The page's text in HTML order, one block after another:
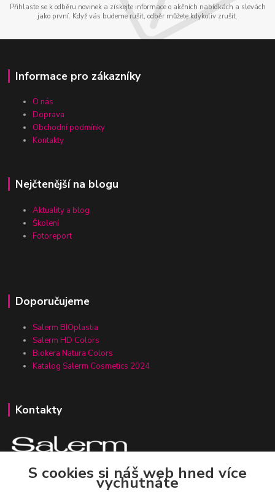
Přihlaste se k odběru novinek a získejte informace o akčních nabídkách a slevách
jako první. Když vás budeme rušit, odběr můžete kdykoliv zrušit.
Informace pro zákazníky
O nás
Doprava
Obchodní podmínky
Kontakty
Nejčtenější na blogu
Aktuality a blog
Školení
Fotoreport
Doporučujeme
Salerm BIOplastia
Salerm HD Colors
Biokera Natura Colors
Katalog Salerm Cosmetics 2024
Kontakty
Zákaznická linka Salerm.cz
S cookies si náš web hned více
vychutnáte